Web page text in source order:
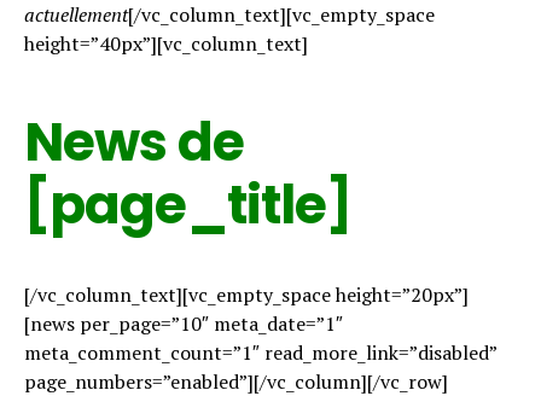
actuellement[/vc_column_text][vc_empty_space
height=”40px”][vc_column_text]
News de
[page_title]
[/vc_column_text][vc_empty_space height=”20px”]
[news per_page=”10″ meta_date=”1″
meta_comment_count=”1″ read_more_link=”disabled”
page_numbers=”enabled”][/vc_column][/vc_row]